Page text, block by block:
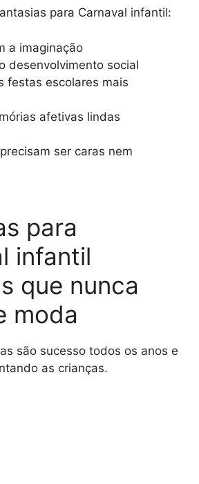
para Carnaval infantil:
a imaginação
desenvolvimento social
festas escolares mais
afetivas lindas
ser caras nem
para
infantil
que nunca
moda
são sucesso todos os anos e
as crianças.